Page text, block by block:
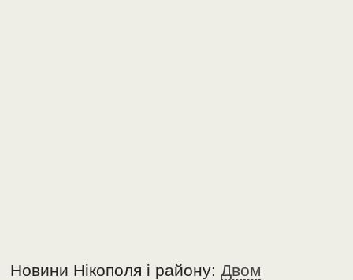
Новини Нікополя і району:Двом